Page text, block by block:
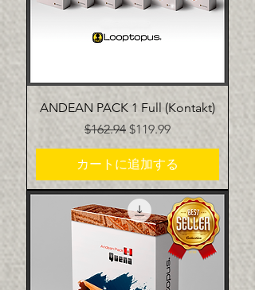
ANDEAN PACK 1 Full (Kontakt)
通常価格
$162.94 セール価格
$119.99
カートに追加する